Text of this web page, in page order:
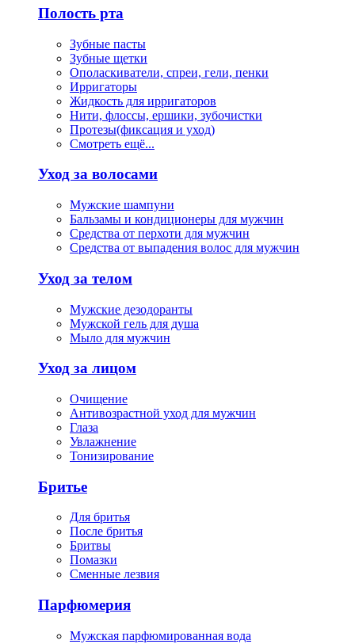
Полость рта
Зубные пасты
Зубные щетки
Ополаскиватели, спреи, гели, пенки
Ирригаторы
Жидкость для ирригаторов
Нити, флосcы, ершики, зубочистки
Протезы(фиксация и уход)
Смотреть ещё...
Уход за волосами
Мужские шампуни
Бальзамы и кондиционеры для мужчин
Средства от перхоти для мужчин
Средства от выпадения волос для мужчин
Уход за телом
Мужские дезодоранты
Мужской гель для душа
Мыло для мужчин
Уход за лицом
Очищение
Антивозрастной уход для мужчин
Глаза
Увлажнение
Тонизирование
Бритье
Для бритья
После бритья
Бритвы
Помазки
Сменные лезвия
Парфюмерия
Мужская парфюмированная вода